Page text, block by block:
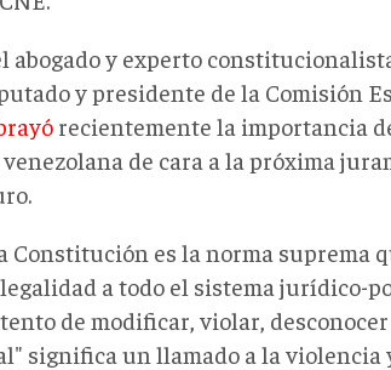
abogado y experto
y presidente de la Comisión
recientemente la importancia
de cara a la próxima
Constitución es la norma suprema
a todo el sistema jurídico-
de modificar, violar,
significa un llamado a la violencia